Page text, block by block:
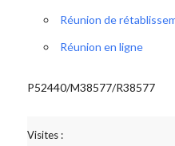
Réunion de
Réunion en ligne
P52440/M38577/R38577
Visites :